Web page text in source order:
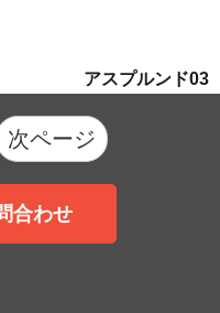
アスプルンド03
次ページ
合わせ